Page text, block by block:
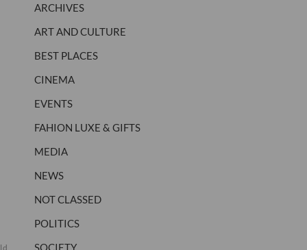
ARCHIVES
ART AND CULTURE
BEST PLACES
CINEMA
EVENTS
FAHION LUXE & GIFTS
MEDIA
NEWS
NOT CLASSED
POLITICS
SOCIETY